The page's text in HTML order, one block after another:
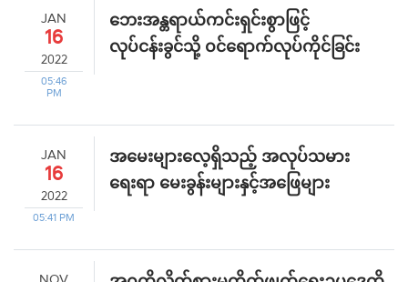
JAN
16
2022
05:46
PM
ဘေးအန္တရာယ်ကင်းရှင်းစွာဖြင့်
လုပ်ငန်းခွင်သို့ ဝင်ရောက်လုပ်ကိုင်ခြင်း
JAN
16
2022
05:41 PM
အမေးများလေ့ရှိသည့် အလုပ်သမား
ရေးရာ မေးခွန်းများနှင့်အဖြေများ